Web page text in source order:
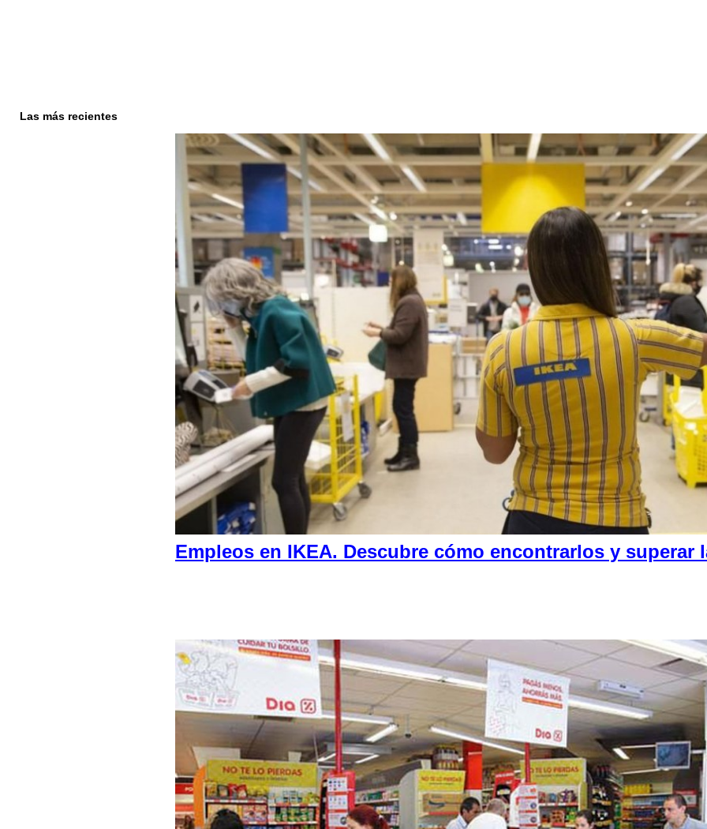
Las más recientes
Empleos en IKEA. Descubre cómo encontrarlos y superar